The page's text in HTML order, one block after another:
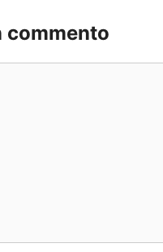
commento